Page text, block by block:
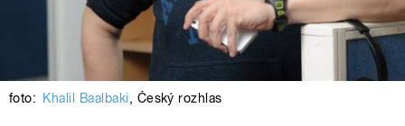
foto: Khalil Baalbaki, Český rozhlas